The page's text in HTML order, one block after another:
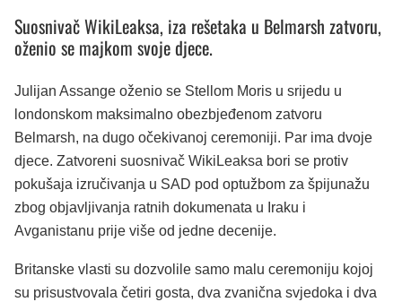
Suosnivač WikiLeaksa, iza rešetaka u Belmarsh zatvoru,
oženio se majkom svoje djece.
Julijan Assange oženio se Stellom Moris u srijedu u
londonskom maksimalno obezbjeđenom zatvoru
Belmarsh, na dugo očekivanoj ceremoniji. Par ima dvoje
djece. Zatvoreni suosnivač WikiLeaksa bori se protiv
pokušaja izručivanja u SAD pod optužbom za špijunažu
zbog objavljivanja ratnih dokumenata u Iraku i
Avganistanu prije više od jedne decenije.
Britanske vlasti su dozvolile samo malu ceremoniju kojoj
su prisustvovala četiri gosta, dva zvanična svjedoka i dva